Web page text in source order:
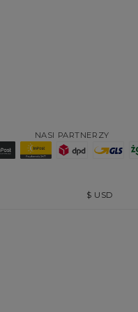
NASI PARTNERZY
$ USD